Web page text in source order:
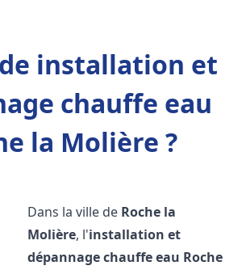
installation et
chauffe eau
la Molière ?
Dans la ville de Roche la
Molière, l'installation et
dépannage chauffe eau Roche